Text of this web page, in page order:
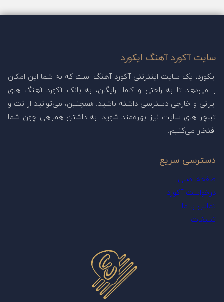
سایت آکورد آهنگ ایکورد
ایکورد، یک سایت اینترنتی آکورد آهنگ است که به شما این امکان
را می‌دهد تا به راحتی و کاملا رایگان، به بانک آکورد آهنگ های
ایرانی و خارجی دسترسی داشته باشید. همچنین، می‌توانید از نت و
تبلچر های سایت نیز بهره‌مند شوید. به داشتن همراهی چون شما
افتخار می‌کنیم.
دسترسی سریع
صفحه اصلی
درخواست آکورد
تماس با ما
تبلیغات